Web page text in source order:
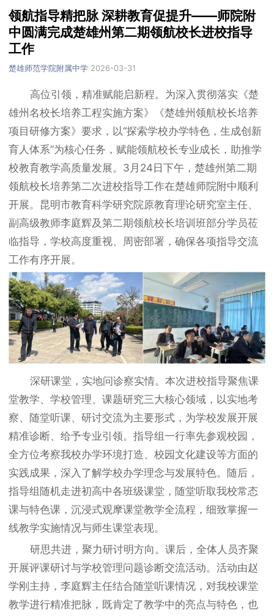
领航指导精把脉 深耕教育促提升——师院附
中圆满完成楚雄州第二期领航校长进校指导
工作
楚雄师范学院附属中学 2026-03-31
高位引领，精准赋能启新程。为深入贯彻落实《楚
雄州名校长培养工程实施方案》《楚雄州领航校长培养
项目研修方案》要求，以“探索学校办学特色，生成创新
育人体系”为核心任务，赋能领航校长专业成长，助推学
校教育教学高质量发展。3月24日下午，楚雄州第二期
领航校长培养第二次进校指导工作在楚雄师院附中顺利
开展。昆明市教育科学研究院原教育理论研究室主任、
副高级教师李庭辉及第二期领航校长培训班部分学员莅
临指导，学校高度重视、周密部署，确保各项指导交流
工作有序开展。
深研课堂，实地问诊察实情。本次进校指导聚焦课
堂教学、学校管理、课题研究三大核心领域，以实地考
察、随堂听课、研讨交流为主要形式，为学校发展开展
精准诊断、给予专业引领。指导组一行率先参观校园，
全方位考察我校办学环境打造、校园文化建设等方面的
实践成果，深入了解学校办学理念与发展特色。随后，
指导组随机走进初高中各班级课堂，随堂听取我校常态
课与特色课，沉浸式观摩课堂教学全流程，细致掌握一
线教学实施情况与师生课堂表现。
研思共进，聚力研讨明方向。课后，全体人员齐聚
开展评课研讨与学校管理问题诊断交流活动。活动由赵
学刚主持，李庭辉主任结合随堂听课情况，对我校课堂
教学进行精准把脉，既肯定了教学中的亮点与特色，也